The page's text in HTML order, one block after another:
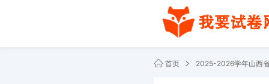
首页